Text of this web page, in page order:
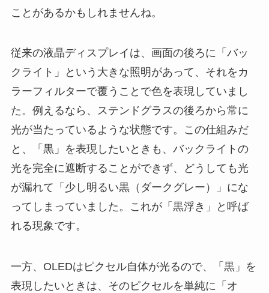
ことがあるかもしれませんね。
従来の液晶ディスプレイは、画面の後ろに「バッ
クライト」という大きな照明があって、それをカ
ラーフィルターで覆うことで色を表現していまし
た。例えるなら、ステンドグラスの後ろから常に
光が当たっているような状態です。この仕組みだ
と、「黒」を表現したいときも、バックライトの
光を完全に遮断することができず、どうしても光
が漏れて「少し明るい黒（ダークグレー）」にな
ってしまっていました。これが「黒浮き」と呼ば
れる現象です。
一方、OLEDはピクセル自体が光るので、「黒」を
表現したいときは、そのピクセルを単純に「オ